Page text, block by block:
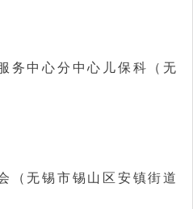
务中心分中心儿保科（无
（无锡市锡山区安镇街道